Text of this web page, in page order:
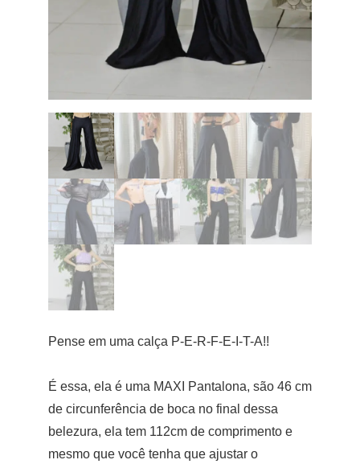
Pense em uma calça P-E-R-F-E-I-T-A!!
É essa, ela é uma MAXI Pantalona, são 46 cm
de circunferência de boca no final dessa
belezura, ela tem 112cm de comprimento e
mesmo que você tenha que ajustar o